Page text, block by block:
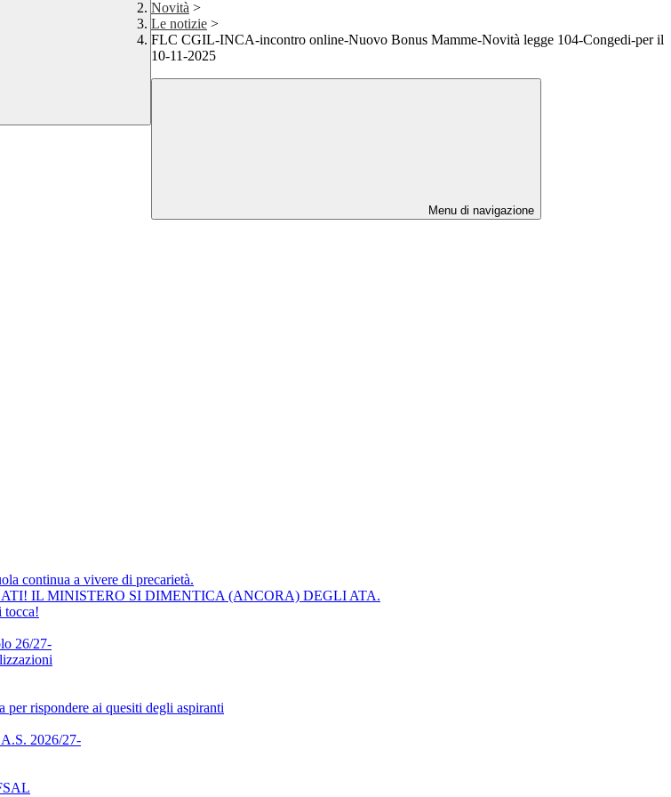
Novità >
Le notizie >
FLC CGIL-INCA-incontro online-Nuovo Bonus Mamme-Novità legge 104-Congedi-per il
10-11-2025
Menu di navigazione
continua a vivere di precarietà.
IL MINISTERO SI DIMENTICA (ANCORA) DEGLI ATA.
tocca!
26/27-
rispondere ai quesiti degli aspiranti
2026/27-